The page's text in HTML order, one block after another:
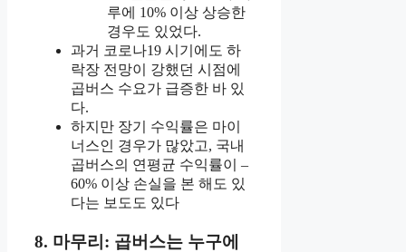
루에 10% 이상 상승한
경우도 있었다.
과거 코로나19 시기에도 하
락장 전망이 강했던 시점에
곱버스 수요가 급증한 바 있
다.
하지만 장기 수익률은 마이
너스인 경우가 많았고, 국내
곱버스의 연평균 수익률이 –
60% 이상 손실을 본 해도 있
다는 보도도 있다
8. 마무리: 곱버스는 누구에